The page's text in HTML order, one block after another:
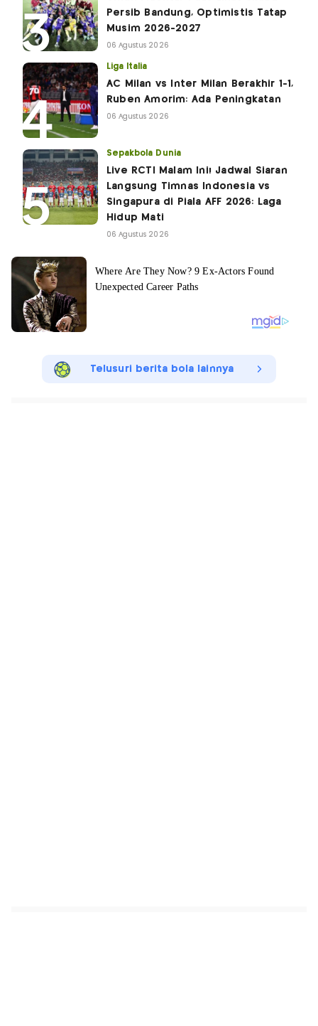
Persib Bandung, Optimistis Tatap
Musim 2026-2027
06 Agustus 2026
Liga Italia
AC Milan vs Inter Milan Berakhir 1-1,
Ruben Amorim: Ada Peningkatan
06 Agustus 2026
Sepakbola Dunia
Live RCTI Malam Ini! Jadwal Siaran
Langsung Timnas Indonesia vs
Singapura di Piala AFF 2026: Laga
Hidup Mati
06 Agustus 2026
Telusuri berita bola lainnya